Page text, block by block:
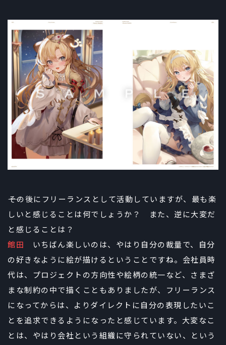
――その後にフリーランスとして活動していますが、最も楽
しいと感じることは何でしょうか？ また、逆に大変だ
と感じることは？
館田 いちばん楽しいのは、やはり自分の裁量で、自分
の好きなように絵が描けるということですね。会社員時
代は、プロジェクトの方向性や絵柄の統一など、さまざ
まな制約の中で描くこともありましたが、フリーランス
になってからは、よりダイレクトに自分の表現したいこ
とを追求できるようになったと感じています。大変なこ
とは、やはり会社という組織に守られていない、という